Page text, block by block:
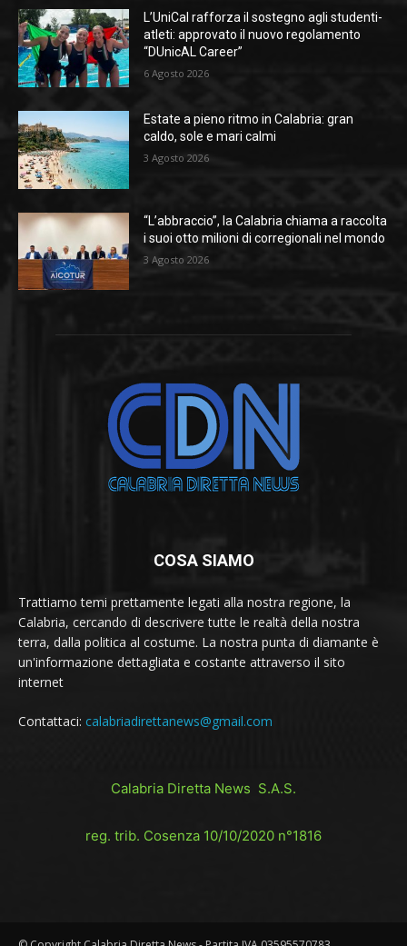
L’UniCal rafforza il sostegno agli studenti-
atleti: approvato il nuovo regolamento
“DUnicAL Career”
6 Agosto 2026
Estate a pieno ritmo in Calabria: gran
caldo, sole e mari calmi
3 Agosto 2026
“L’abbraccio”, la Calabria chiama a raccolta
i suoi otto milioni di corregionali nel mondo
3 Agosto 2026
COSA SIAMO
Trattiamo temi prettamente legati alla nostra regione, la
Calabria, cercando di descrivere tutte le realtà della nostra
terra, dalla politica al costume. La nostra punta di diamante è
un'informazione dettagliata e costante attraverso il sito
internet
Contattaci: calabriadirettanews@gmail.com
Calabria Diretta News S.A.S.
reg. trib. Cosenza 10/10/2020 n°1816